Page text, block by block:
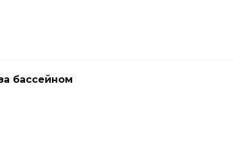
бассейном